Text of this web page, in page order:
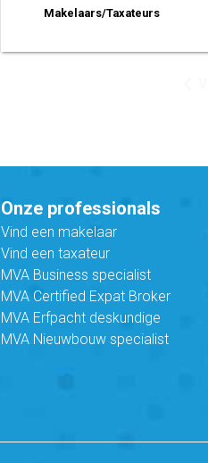
Makelaars/Taxateurs
Onze professionals
Vind een makelaar
Vind een taxateur
MVA Business specialist
MVA Certified Expat Broker
MVA Erfpacht deskundige
MVA Nieuwbouw specialist